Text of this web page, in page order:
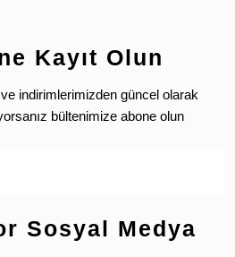
Kayıt Olun
indirimlerimizden güncel olarak
bültenimize abone olun
Sosyal Medya